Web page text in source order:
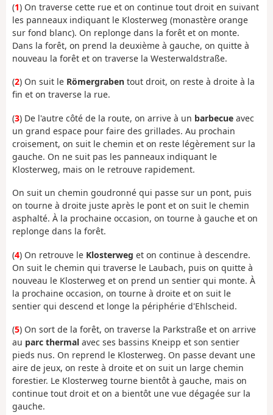
(1) On traverse cette rue et on continue tout droit en suivant
les panneaux indiquant le Klosterweg (monastère orange
sur fond blanc). On replonge dans la forêt et on monte.
Dans la forêt, on prend la deuxième à gauche, on quitte à
nouveau la forêt et on traverse la Westerwaldstraße.
(2) On suit le Römergraben tout droit, on reste à droite à la
fin et on traverse la rue.
(3) De l'autre côté de la route, on arrive à un barbecue avec
un grand espace pour faire des grillades. Au prochain
croisement, on suit le chemin et on reste légèrement sur la
gauche. On ne suit pas les panneaux indiquant le
Klosterweg, mais on le retrouve rapidement.
On suit un chemin goudronné qui passe sur un pont, puis
on tourne à droite juste après le pont et on suit le chemin
asphalté. À la prochaine occasion, on tourne à gauche et on
replonge dans la forêt.
(4) On retrouve le Klosterweg et on continue à descendre.
On suit le chemin qui traverse le Laubach, puis on quitte à
nouveau le Klosterweg et on prend un sentier qui monte. À
la prochaine occasion, on tourne à droite et on suit le
sentier qui descend et longe la périphérie d'Ehlscheid.
(5) On sort de la forêt, on traverse la Parkstraße et on arrive
au parc thermal avec ses bassins Kneipp et son sentier
pieds nus. On reprend le Klosterweg. On passe devant une
aire de jeux, on reste à droite et on suit un large chemin
forestier. Le Klosterweg tourne bientôt à gauche, mais on
continue tout droit et on a bientôt une vue dégagée sur la
gauche.